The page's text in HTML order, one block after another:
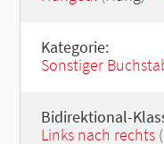
Kategorie:
Sonstiger
Bidirektional-
Links nach rechts